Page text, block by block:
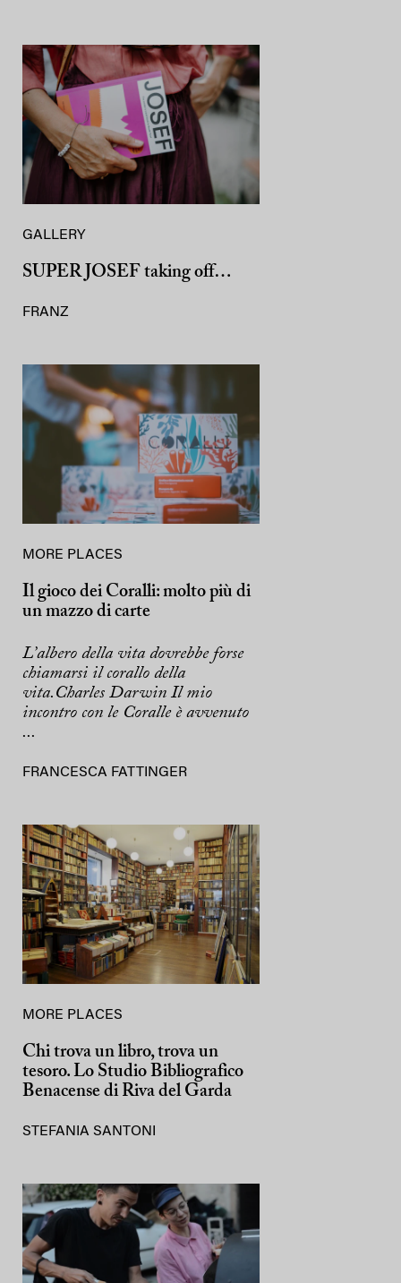
GALLERY
SUPER JOSEF taking off…
FRANZ
MORE PLACES
Il gioco dei Coralli: molto più di
un mazzo di carte
L’albero della vita dovrebbe forse
chiamarsi il corallo della
vita.Charles Darwin Il mio
incontro con le Coralle è avvenuto
...
FRANCESCA FATTINGER
MORE PLACES
Chi trova un libro, trova un
tesoro. Lo Studio Bibliografico
Benacense di Riva del Garda
STEFANIA SANTONI